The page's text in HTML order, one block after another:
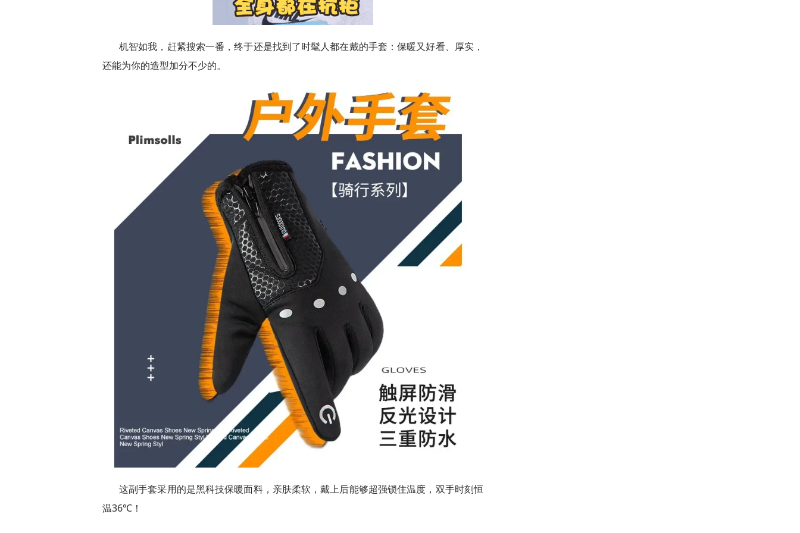
机智如我，赶紧搜索一番，终于还是找到了时髦人都在戴的手套：保暖又好看、厚实，
还能为你的造型加分不少的。
这副手套采用的是黑科技保暖面料，亲肤柔软，戴上后能够超强锁住温度，双手时刻恒
温36℃！